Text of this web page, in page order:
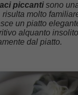
piccantisono
molto
un piatto
alquanto
dal piatto.